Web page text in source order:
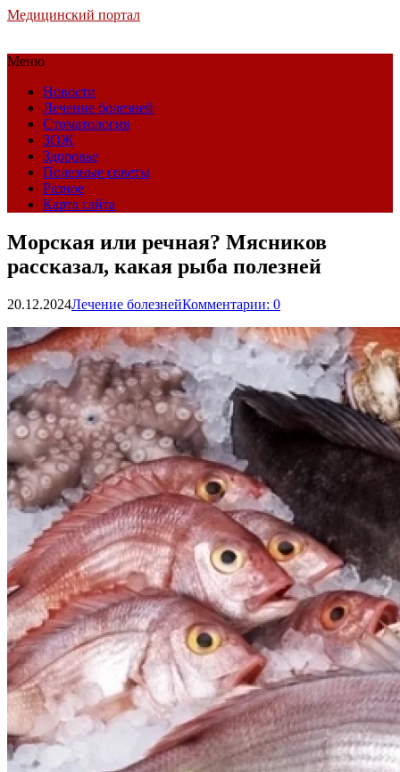
Медицинский портал
Меню
Новости
Лечение болезней
Стоматология
ЗОЖ
Здоровье
Полезные советы
Разное
Карта сайта
Морская или речная? Мясников
рассказал, какая рыба полезней
20.12.2024Лечение болезнейКомментарии: 0